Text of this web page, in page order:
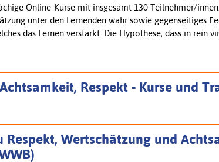
Online-Kurse mit insgesamt 130 Teilnehmer/
unter den Lernenden wahr sowie gegenseitiges
das Lernen verstärkt. Die Hypothese, dass in rein
Respekt - Kurse und
Respekt, Wertschätzung und